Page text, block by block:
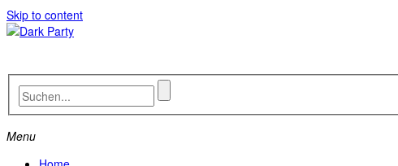
Skip to content
Menu